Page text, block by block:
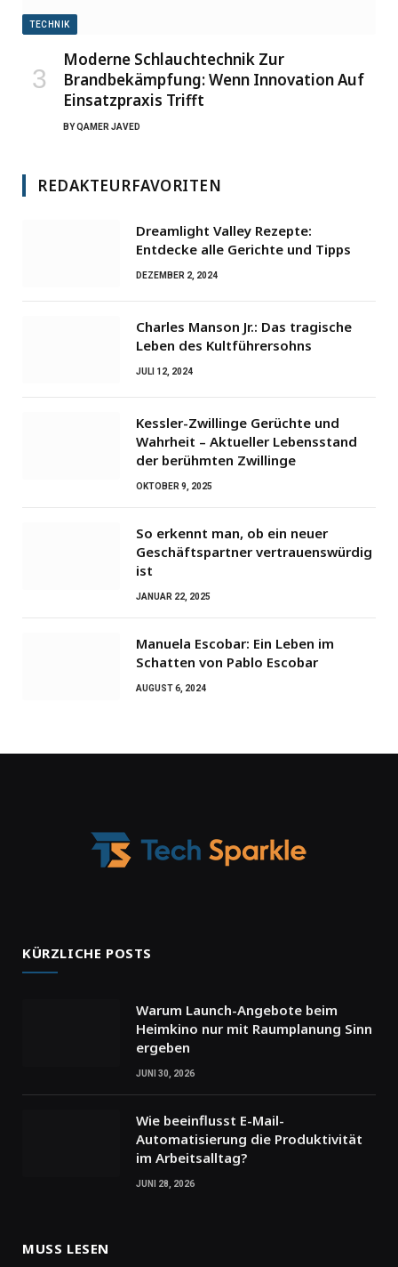
TECHNIK
Moderne Schlauchtechnik Zur
Brandbekämpfung: Wenn Innovation Auf
Einsatzpraxis Trifft
BYQAMER JAVED
REDAKTEURFAVORITEN
Dreamlight Valley Rezepte:
Entdecke alle Gerichte und Tipps
DEZEMBER 2, 2024
Charles Manson Jr.: Das tragische
Leben des Kultführersohns
JULI 12, 2024
Kessler-Zwillinge Gerüchte und
Wahrheit – Aktueller Lebensstand
der berühmten Zwillinge
OKTOBER 9, 2025
So erkennt man, ob ein neuer
Geschäftspartner vertrauenswürdig
ist
JANUAR 22, 2025
Manuela Escobar: Ein Leben im
Schatten von Pablo Escobar
AUGUST 6, 2024
KÜRZLICHE POSTS
Warum Launch-Angebote beim
Heimkino nur mit Raumplanung Sinn
ergeben
JUNI 30, 2026
Wie beeinflusst E-Mail-
Automatisierung die Produktivität
im Arbeitsalltag?
JUNI 28, 2026
MUSS LESEN